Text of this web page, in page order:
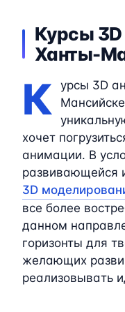
Курсы
Ханты-
К
урсы 3D
хочет
анимации. В
развивающейся
3D
все более
данном
горизонты для
желающих
реализовывать